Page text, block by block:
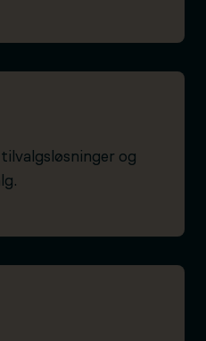
og